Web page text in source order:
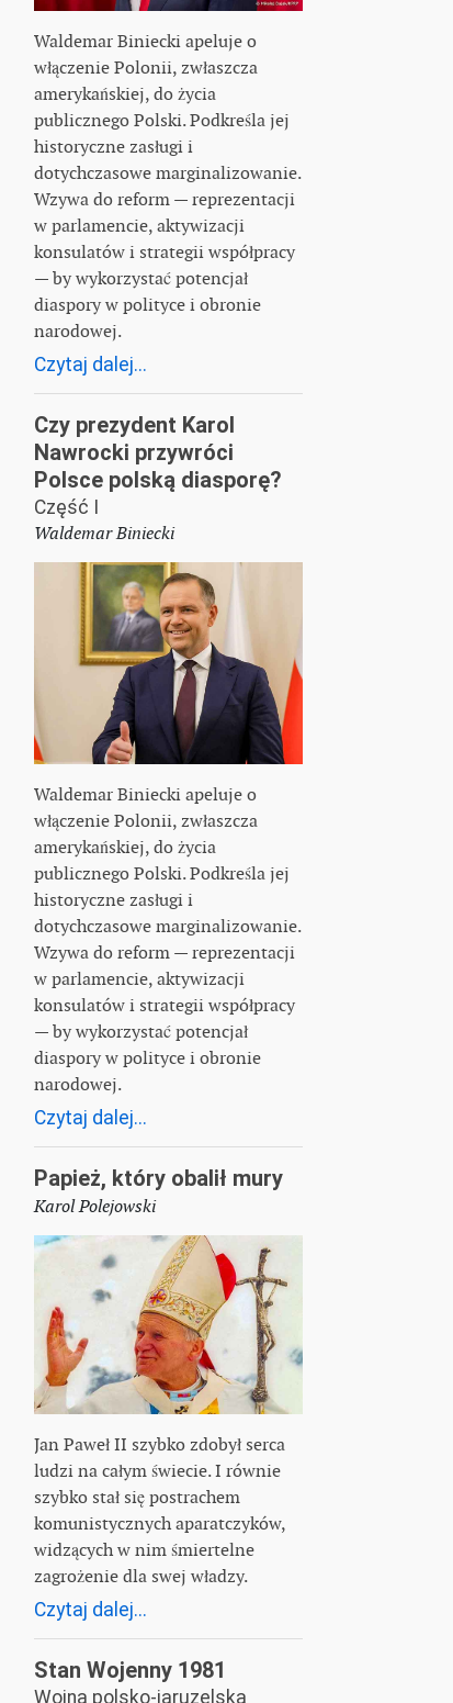
Waldemar Biniecki apeluje o
włączenie Polonii, zwłaszcza
amerykańskiej, do życia
publicznego Polski. Podkreśla jej
historyczne zasługi i
dotychczasowe marginalizowanie.
Wzywa do reform — reprezentacji
w parlamencie, aktywizacji
konsulatów i strategii współpracy
— by wykorzystać potencjał
diaspory w polityce i obronie
narodowej.
Czytaj dalej...
Czy prezydent Karol
Nawrocki przywróci
Polsce polską diasporę?
Część I
Waldemar Biniecki
Waldemar Biniecki apeluje o
włączenie Polonii, zwłaszcza
amerykańskiej, do życia
publicznego Polski. Podkreśla jej
historyczne zasługi i
dotychczasowe marginalizowanie.
Wzywa do reform — reprezentacji
w parlamencie, aktywizacji
konsulatów i strategii współpracy
— by wykorzystać potencjał
diaspory w polityce i obronie
narodowej.
Czytaj dalej...
Papież, który obalił mury
Karol Polejowski
Jan Paweł II szybko zdobył serca
ludzi na całym świecie. I równie
szybko stał się postrachem
komunistycznych aparatczyków,
widzących w nim śmiertelne
zagrożenie dla swej władzy.
Czytaj dalej...
Stan Wojenny 1981
Wojna polsko-jaruzelska